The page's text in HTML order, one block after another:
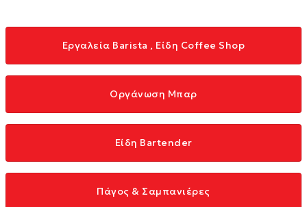
Εργαλεία Barista , Είδη Coffee Shop
Οργάνωση Μπαρ
Είδη Bartender
Πάγος & Σαμπανιέρες